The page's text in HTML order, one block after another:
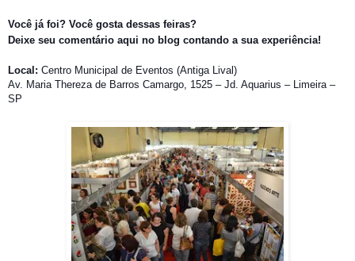
Você já foi? Você gosta dessas feiras?
Deixe seu comentário aqui no blog contando a sua experiência!
Local: Centro Municipal de Eventos (Antiga Lival)
Av. Maria Thereza de Barros Camargo, 1525 – Jd. Aquarius – Limeira –
SP